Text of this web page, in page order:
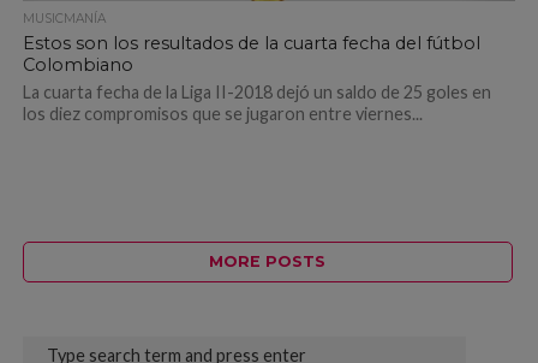
MUSICMANÍA
Estos son los resultados de la cuarta fecha del fútbol
Colombiano
La cuarta fecha de la Liga II-2018 dejó un saldo de 25 goles en
los diez compromisos que se jugaron entre viernes...
MORE POSTS